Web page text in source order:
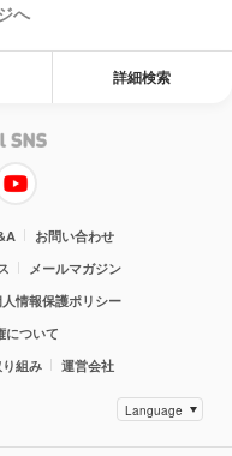
へ
詳細検索
お問い合わせ
メールマガジン
情報保護ポリシー
について
組み 運営会社